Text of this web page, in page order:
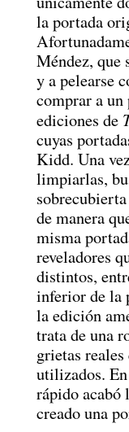
la portada
Méndez, que
y a pelearse
comprar a
ediciones de
cuyas
Kidd. Una
limpiarlas,
de manera
misma
reveladores
distintos,
inferior de la
la edición
trata de una
grietas
utilizados.
rápido acabó
creado una